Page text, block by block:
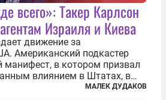
всего»: Такер Карлсон
Израиля и Киева
движение за
Американский подкастер
манифест, в котором призвал
влиянием в Штатах, в
в виду Израиль. А также
МАЛЕК ДУДАКОВ